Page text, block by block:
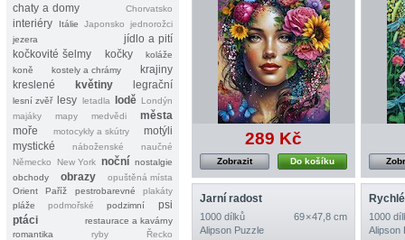
chaty a domy Chorvatsko
interiéry Itálie Japonsko
jednorožci
jezera
jídlo a pití
kočkovité šelmy
kočky
koláže
koně
kostely a chrámy
krajiny
kreslené
květiny legrační
lesní zvěř lesy letadla lodě Londýn
majáky
mapy medvědi
města
moře
motocykly a skútry
motýli
mystické
náboženské
naučné
Německo
New York noční nostalgie
obchody
obrazy
opuštěná místa
Orient
Paříž pestrobarevné
plakáty
pláže
podmořské podzimní
psi
ptáci
restaurace a kavárny
romantika
ryby Řecko
289 Kč
Do košíku
Zobrazit
Jarní radost
1000 dílků
69 × 47,8 cm
Alipson Puzzle
1000
Alipson